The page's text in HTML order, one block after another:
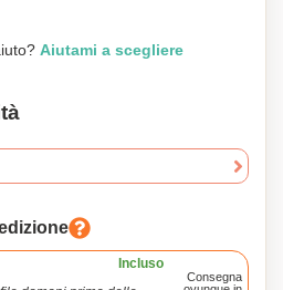
Aiutami a scegliere
Incluso
Consegna